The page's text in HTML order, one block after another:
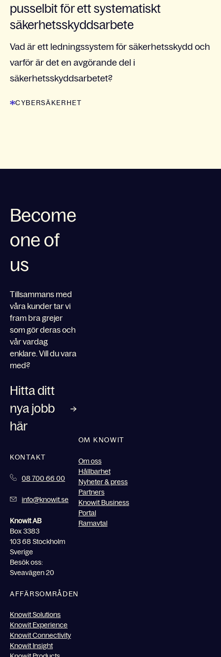
pusselbit för ett systematiskt
säkerhetsskyddsarbete
Vad är ett ledningssystem för säkerhetsskydd och
varför är det en avgörande del i
säkerhetsskyddsarbetet?
CYBERSÄKERHET
Become
one of
us
Tillsammans med
våra kunder tar vi
fram bra grejer
som gör deras och
vår vardag
enklare. Vill du vara
med?
Hitta ditt
nya jobb
här
KONTAKT
08 700 66 00
info@knowit.se
Knowit AB
Box 3383
103 68 Stockholm
Sverige
Besök oss:
Sveavägen 20
OM KNOWIT
Om oss
Hållbarhet
Nyheter & press
Partners
Knowit Business
Portal
Ramavtal
AFFÄRSOMRÅDEN
Knowit Solutions
Knowit Experience
Knowit Connectivity
Knowit Insight